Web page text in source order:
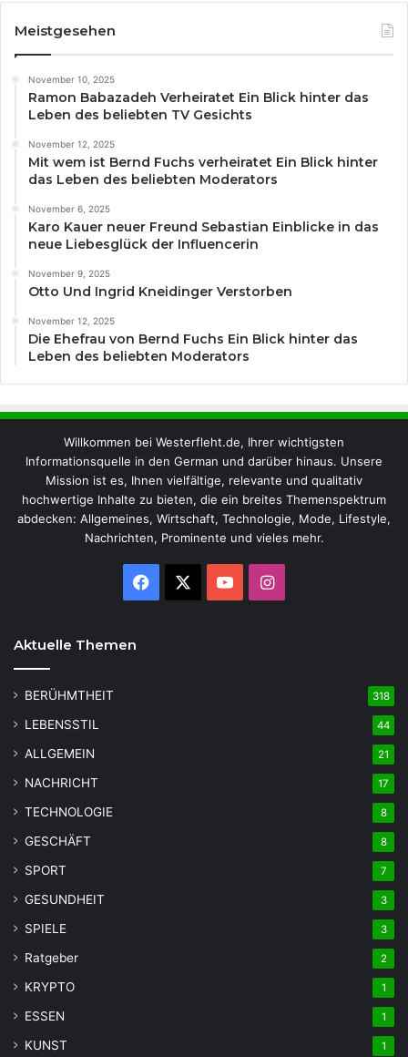
Meistgesehen
November 10, 2025
Ramon Babazadeh Verheiratet Ein Blick hinter das
Leben des beliebten TV Gesichts
November 12, 2025
Mit wem ist Bernd Fuchs verheiratet Ein Blick hinter
das Leben des beliebten Moderators
November 6, 2025
Karo Kauer neuer Freund Sebastian Einblicke in das
neue Liebesglück der Influencerin
November 9, 2025
Otto Und Ingrid Kneidinger Verstorben
November 12, 2025
Die Ehefrau von Bernd Fuchs Ein Blick hinter das
Leben des beliebten Moderators
Willkommen bei Westerfleht.de, Ihrer wichtigsten
Informationsquelle in den German und darüber hinaus. Unsere
Mission ist es, Ihnen vielfältige, relevante und qualitativ
hochwertige Inhalte zu bieten, die ein breites Themenspektrum
abdecken: Allgemeines, Wirtschaft, Technologie, Mode, Lifestyle,
Nachrichten, Prominente und vieles mehr.
Facebook YouTubeInstagram
Aktuelle Themen
BERÜHMTHEIT 318
LEBENSSTIL 44
ALLGEMEIN 21
NACHRICHT 17
TECHNOLOGIE 8
GESCHÄFT 8
SPORT 7
GESUNDHEIT 3
SPIELE 3
Ratgeber 2
KRYPTO 1
ESSEN 1
KUNST 1